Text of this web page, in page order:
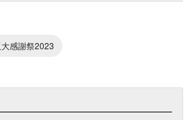
感謝祭2023